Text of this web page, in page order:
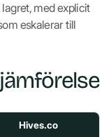
med explicit
eskalerar till
Hives.co